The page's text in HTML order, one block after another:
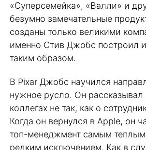
«Суперсемейка», «Валли» и
безумно замечательные
созданы только великими
именно Стив Джобс построил
таким образом.
В Pixar Джобс научился
нужное русло. Он рассказывал
коллегах не так, как о
Когда он вернулся в Apple, он
топ-менеджмент самым
редким исключением. Как в